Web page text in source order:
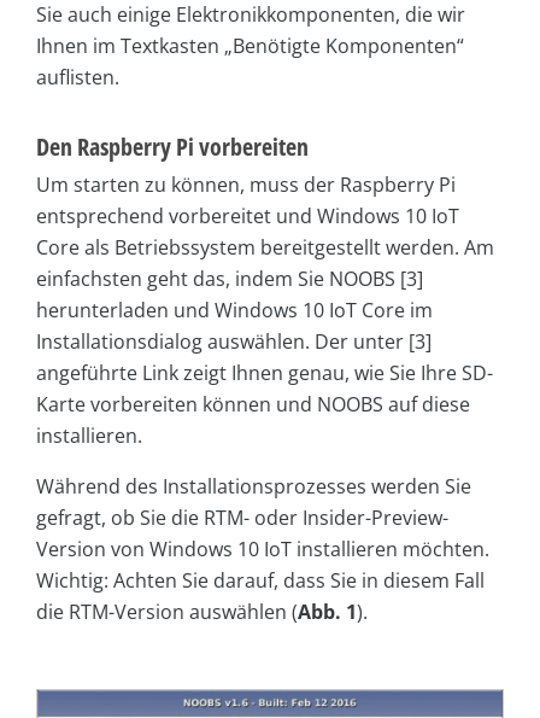
Sie auch einige Elektronikkomponenten, die wir
Ihnen im Textkasten „Benötigte Komponenten“
auflisten.
Den Raspberry Pi vorbereiten
Um starten zu können, muss der Raspberry Pi
entsprechend vorbereitet und Windows 10 IoT
Core als Betriebssystem bereitgestellt werden. Am
einfachsten geht das, indem Sie NOOBS [3]
herunterladen und Windows 10 IoT Core im
Installationsdialog auswählen. Der unter [3]
angeführte Link zeigt Ihnen genau, wie Sie Ihre SD-
Karte vorbereiten können und NOOBS auf diese
installieren.
Während des Installationsprozesses werden Sie
gefragt, ob Sie die RTM- oder Insider-Preview-
Version von Windows 10 IoT installieren möchten.
Wichtig: Achten Sie darauf, dass Sie in diesem Fall
die RTM-Version auswählen (Abb. 1).